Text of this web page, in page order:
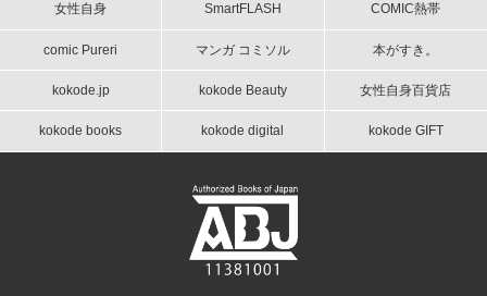
女性自身 SmartFLASH COMIC熱帯
comic Pureri マンガ コミソル 本がすき。
kokode.jp kokode Beauty 女性自身百貨店
kokode books kokode digital kokode GIFT